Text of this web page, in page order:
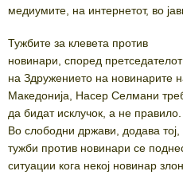
медиумите, на интернетот, во
Тужбите за клевета против
новинари, според претседателот
на Здружението на новинарите
Македонија, Насер Селмани
да бидат исклучок, а не правило.
Во слободни држави, додава тој,
тужби против новинари се
ситуации кога некој новинар